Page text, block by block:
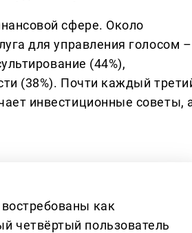
сфере. Около
для управления голосом –
(44%),
(38%). Почти каждый
инвестиционные советы,
как
четвёртый пользователь